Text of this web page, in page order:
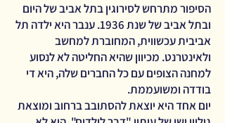
הסיפור מתרחש לסירוגין בתל אביב של היום
ובתל אביב של שנת 1936. ענבר היא ילדה תל
אביבית עכשווית, המחוברת למחשב
ולאינטרנט. מכיוון שהיא החליטה לא לנסוע
למחנה הצופים עם כל החברים שלה, היא די
בודדה ומשועממת.
יום אחד היא יוצאת להסתובב ברחוב ומוצאת